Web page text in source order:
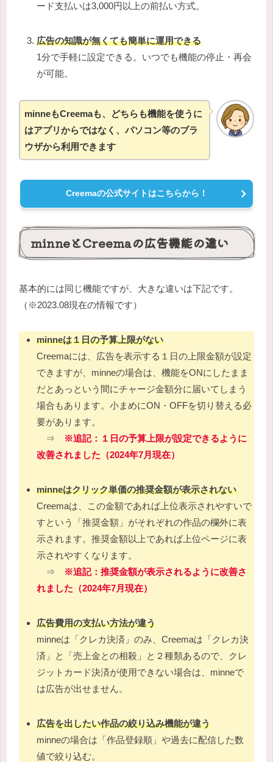
ード支払いは3,000円以上の前払い方式。
広告の知識が無くても簡単に運用できる
1分で手軽に設定できる。いつでも機能の停止・再会
が可能。
minneもCreemaも、どちらも機能を使うに
はアプリからではなく、パソコン等のブラ
ウザから利用できます
Creemaの公式サイトはこちらから！
minneとCreemaの広告機能の違い
基本的には同じ機能ですが、大きな違いは下記です。
（※2023.08現在の情報です）
minneは１日の予算上限がない
Creemaには、広告を表示する１日の上限金額が設定
できますが、minneの場合は、機能をONにしたまま
だとあっという間にチャージ金額分に届いてしまう
場合もあります。小まめにON・OFFを切り替える必
要があります。
⇒
※追記： １日の予算上限が設定できるように
改善されました（2024年7月現在）
minneはクリック単価の推奨金額が表示されない
Creemaは、この金額であれば上位表示されやすいで
すという「推奨金額」がそれぞれの作品の欄外に表
示されます。推奨金額以上であれば上位ページに表
示されやすくなります。
⇒
※追記：推奨金額が表示されるように改善さ
れました（2024年7月現在）
広告費用の支払い方法が違う
minneは「クレカ決済」のみ、Creemaは「クレカ決
済」と「売上金との相殺」と２種類あるので、クレ
ジットカード決済が使用できない場合は、minneで
は広告が出せません。
広告を出したい作品の絞り込み機能が違う
minneの場合は「作品登録順」や過去に配信した数
値で絞り込む。